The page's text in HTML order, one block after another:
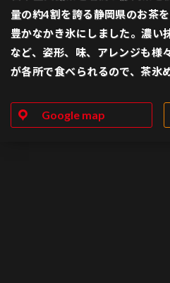
量の約4割を誇る静岡県のお茶
豊かなかき氷にしました。濃い
など、姿形、味、アレンジも様
が各所で食べられるので、茶氷
Google map